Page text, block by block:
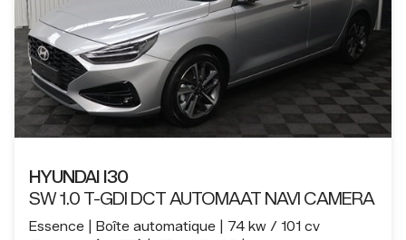
HYUNDAI I30
SW 1.0 T-GDI DCT AUTOMAAT NAVI CAMERA
Essence Boîte automatique
74 kw / 101 cv